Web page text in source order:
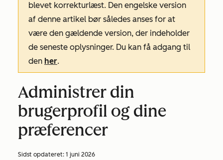
blevet korrekturlæst. Den engelske version
af denne artikel bør således anses for at
være den gældende version, der indeholder
de seneste oplysninger. Du kan få adgang til
den her.
Administrer din
brugerprofil og dine
præferencer
Sidst opdateret: 1 juni 2026